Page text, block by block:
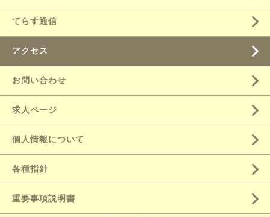
てらす通信
アクセス
お問い合わせ
求人ページ
個人情報について
各種指針
重要事項説明書